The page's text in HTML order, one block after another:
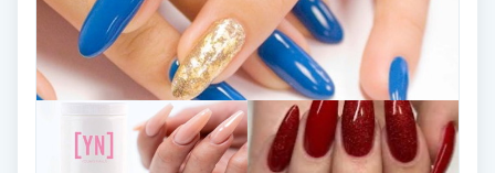
Funktionsanalys
Färgning